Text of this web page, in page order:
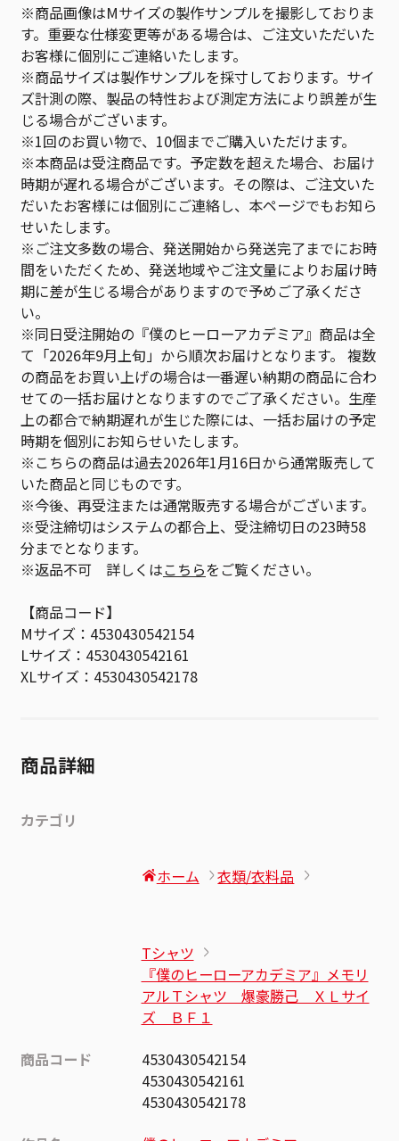
※商品画像はMサイズの製作サンプルを撮影しておりま
す。重要な仕様変更等がある場合は、ご注文いただいた
お客様に個別にご連絡いたします。
※商品サイズは製作サンプルを採寸しております。サイ
ズ計測の際、製品の特性および測定方法により誤差が生
じる場合がございます。
※1回のお買い物で、10個までご購入いただけます。
※本商品は受注商品です。予定数を超えた場合、お届け
時期が遅れる場合がございます。その際は、ご注文いた
だいたお客様には個別にご連絡し、本ページでもお知ら
せいたします。
※ご注文多数の場合、発送開始から発送完了までにお時
間をいただくため、発送地域やご注文量によりお届け時
期に差が生じる場合がありますので予めご了承くださ
い。
※同日受注開始の『僕のヒーローアカデミア』商品は全
て「2026年9月上旬」から順次お届けとなります。 複数
の商品をお買い上げの場合は一番遅い納期の商品に合わ
せての一括お届けとなりますのでご了承ください。生産
上の都合で納期遅れが生じた際には、一括お届けの予定
時期を個別にお知らせいたします。
※こちらの商品は過去2026年1月16日から通常販売して
いた商品と同じものです。
※今後、再受注または通常販売する場合がございます。
※受注締切はシステムの都合上、受注締切日の23時58
分までとなります。
※返品不可 詳しくはこちらをご覧ください。
【商品コード】
Mサイズ：4530430542154
Lサイズ：4530430542161
XLサイズ：4530430542178
商品詳細
カテゴリ
ホーム 衣類/衣料品
Tシャツ
『僕のヒーローアカデミア』メモリ
アルＴシャツ 爆豪勝己 ＸＬサイ
ズ ＢＦ１
商品コード
4530430542154
4530430542161
4530430542178